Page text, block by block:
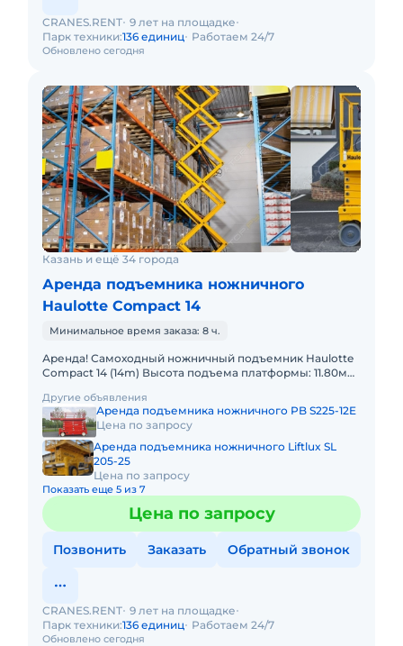
Обновлено сегодня
CRANES.RENT 9 лет на площадке
Парк техники:136 единиц Работаем 24/7
Казань и ещё 34 города
Аренда подъемника ножничного
Haulotte Compact 14
Минимальное время заказа: 8 ч.
Аренда! Самоходный ножничный подъемник Haulotte
Compact 14 (14m) Высота подъема платформы: 11.80м
платформы:
Другие объявления
Аренда подъемника ножничного PB S225-12E
Цена по запросу
Аренда подъемника ножничного Liftlux SL
205-25
Цена по запросу
Показать еще 5 из 7
Цена по запросу
Позвонить Заказать Обратный звонок
Обновлено сегодня
CRANES.RENT 9 лет на площадке
Парк техники:136 единиц Работаем 24/7